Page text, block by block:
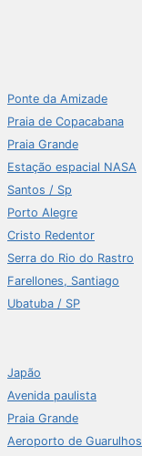
Ponte da Amizade
Praia de Copacabana
Praia Grande
Estação espacial NASA
Santos / Sp
Porto Alegre
Cristo Redentor
Serra do Rio do Rastro
Farellones, Santiago
Ubatuba / SP
Japão
Avenida paulista
Praia Grande
Aeroporto de Guarulhos